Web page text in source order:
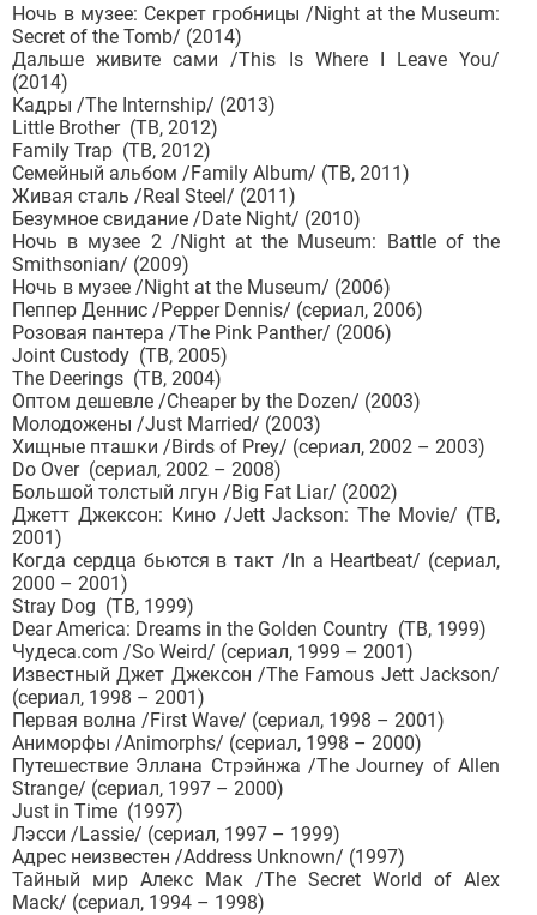
Ночь в музее: Секрет гробницы /Night at the Museum:
Secret of the Tomb/ (2014)
Дальше живите сами /This Is Where I Leave You/
(2014)
Кадры /The Internship/ (2013)
Little Brother (ТВ, 2012)
Family Trap (ТВ, 2012)
Семейный альбом /Family Album/ (ТВ, 2011)
Живая сталь /Real Steel/ (2011)
Безумное свидание /Date Night/ (2010)
Ночь в музее 2 /Night at the Museum: Battle of the
Smithsonian/ (2009)
Ночь в музее /Night at the Museum/ (2006)
Пеппер Деннис /Pepper Dennis/ (сериал, 2006)
Розовая пантера /The Pink Panther/ (2006)
Joint Custody (ТВ, 2005)
The Deerings (ТВ, 2004)
Оптом дешевле /Cheaper by the Dozen/ (2003)
Молодожены /Just Married/ (2003)
Хищные пташки /Birds of Prey/ (сериал, 2002 – 2003)
Do Over (сериал, 2002 – 2008)
Большой толстый лгун /Big Fat Liar/ (2002)
Джетт Джексон: Кино /Jett Jackson: The Movie/ (ТВ,
2001)
Когда сердца бьются в такт /In a Heartbeat/ (сериал,
2000 – 2001)
Stray Dog (ТВ, 1999)
Dear America: Dreams in the Golden Country (ТВ, 1999)
Чудеса.com /So Weird/ (сериал, 1999 – 2001)
Известный Джет Джексон /The Famous Jett Jackson/
(сериал, 1998 – 2001)
Первая волна /First Wave/ (сериал, 1998 – 2001)
Аниморфы /Animorphs/ (сериал, 1998 – 2000)
Путешествие Эллана Стрэйнжа /The Journey of Allen
Strange/ (сериал, 1997 – 2000)
Just in Time (1997)
Лэсси /Lassie/ (сериал, 1997 – 1999)
Адрес неизвестен /Address Unknown/ (1997)
Тайный мир Алекс Мак /The Secret World of Alex
Mack/ (сериал, 1994 – 1998)